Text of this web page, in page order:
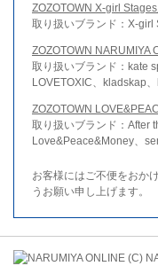
ZOZOTOWN X-girl
取り扱いブランド：X-girl
ZOZOTOWN NARUMIYA
取り扱いブランド：kate
LOVETOXIC、kladskap
ZOZOTOWN
取り扱いブランド：After
Love&Peace&Money、
お客様にはご不便をおか
うお願い申し上げます。